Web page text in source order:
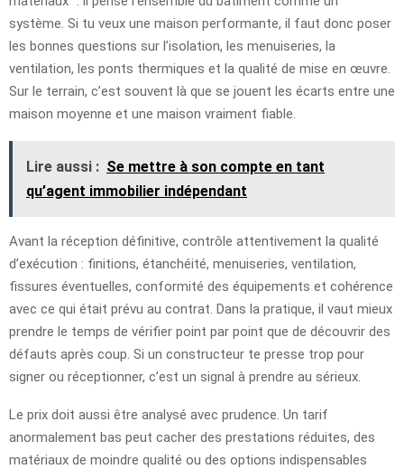
système. Si tu veux une maison performante, il faut donc poser
les bonnes questions sur l’isolation, les menuiseries, la
ventilation, les ponts thermiques et la qualité de mise en œuvre.
Sur le terrain, c’est souvent là que se jouent les écarts entre une
maison moyenne et une maison vraiment fiable.
Lire aussi : Se mettre à son compte en tant
qu’agent immobilier indépendant
Avant la réception définitive, contrôle attentivement la qualité
d’exécution : finitions, étanchéité, menuiseries, ventilation,
fissures éventuelles, conformité des équipements et cohérence
avec ce qui était prévu au contrat. Dans la pratique, il vaut mieux
prendre le temps de vérifier point par point que de découvrir des
défauts après coup. Si un constructeur te presse trop pour
signer ou réceptionner, c’est un signal à prendre au sérieux.
Le prix doit aussi être analysé avec prudence. Un tarif
anormalement bas peut cacher des prestations réduites, des
matériaux de moindre qualité ou des options indispensables